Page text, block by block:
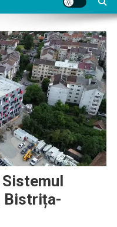
Sistemul
Bistrița-